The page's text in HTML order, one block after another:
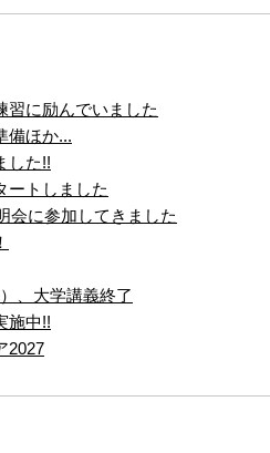
習に励んでいました
備ほか...
した!!
ートしました
会に参加してきました
、大学講義終了
施中!!
2027